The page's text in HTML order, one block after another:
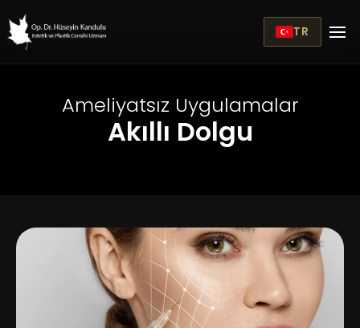
TR
Ameliyatsız Uygulamalar
Akıllı Dolgu